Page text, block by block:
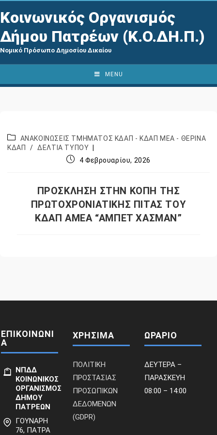
Κοινωνικός Οργανισμός
Δήμου Πατρέων (Κ.Ο.ΔΗ.Π.)
Νομικό Πρόσωπο Δημοσίου Δικαίου
MENU
ΑΝΑΚΟΙΝΩΣΕΙΣ ΤΜΗΜΑΤΟΣ ΚΔΑΠ - ΚΔΑΠ ΜΕΑ - ΘΕΡΙΝΑ
ΚΔΑΠ
/ ΔΕΛΤΙΑ ΤΥΠΟΥ
4 Φεβρουαρίου, 2026
ΠΡΟΣΚΛΗΣΗ ΣΤΗΝ ΚΟΠΗ ΤΗΣ
ΠΡΩΤΟΧΡΟΝΙΑΤΙΚΗΣ ΠΙΤΑΣ ΤΟΥ
ΚΔΑΠ ΑΜΕΑ “ΑΜΠΕΤ ΧΑΣΜΑΝ”
ΕΠΙΚΟΙΝΩΝΙ
Α
ΝΠΔΔ
ΚΟΙΝΩΝΙΚΟΣ
ΟΡΓΑΝΙΣΜΟΣ
ΔΗΜΟΥ
ΠΑΤΡΕΩΝ
ΓΟΥΝΑΡΗ
76, ΠΑΤΡΑ
ΧΡΗΣΙΜΑ
ΠΟΛΙΤΙΚΗ
ΠΡΟΣΤΑΣΙΑΣ
ΠΡΟΣΩΠΙΚΩΝ
ΔΕΔΟΜΕΝΩΝ
(GDPR)
ΩΡΑΡΙΟ
ΔΕΥΤΕΡΑ –
ΠΑΡΑΣΚΕΥΗ
08:00 – 14:00